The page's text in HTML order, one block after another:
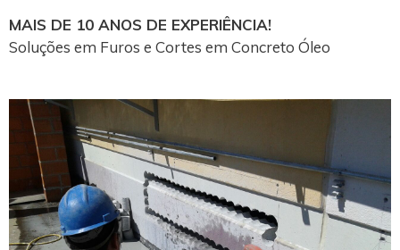
MAIS DE 10 ANOS DE EXPERIÊNCIA!
Soluções em Furos e Cortes em Concreto Óleo